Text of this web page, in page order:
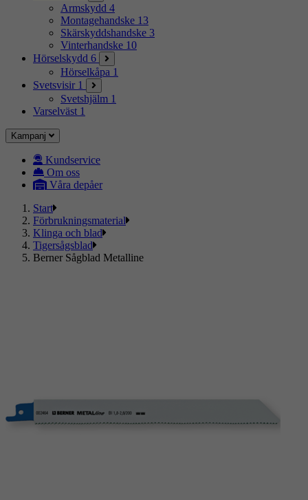
Armskydd 4
Montagehandske 13
Skärskyddshandske 3
Vinterhandske 10
Hörselskydd 6
Hörselkåpa 1
Svetsvisir 1
Svetshjälm 1
Varselväst 1
Kampanj
Kundservice
Om oss
Våra depåer
Start
Förbrukningsmaterial
Klinga och blad
Tigersågsblad
Berner Sågblad Metalline